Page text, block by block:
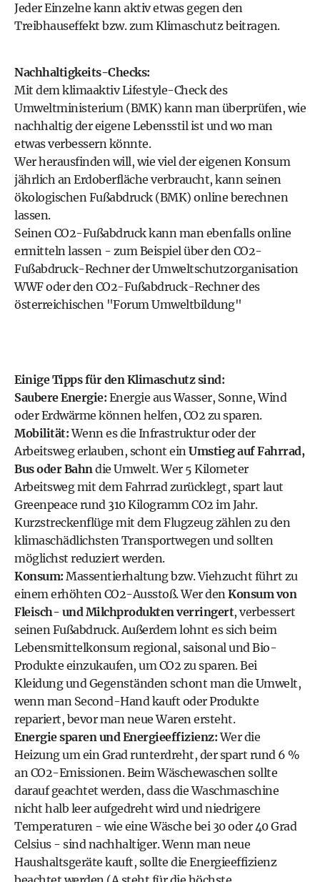
Jeder Einzelne kann aktiv etwas gegen den
Treibhauseffekt bzw. zum Klimaschutz beitragen.
Nachhaltigkeits-Checks:
Mit demklimaaktiv Lifestyle-Check des
Umweltministerium (BMK) kann man überprüfen, wie
nachhaltig der eigene Lebensstil ist und wo man
etwas verbessern könnte.
Wer herausfinden will, wie viel der eigenen Konsum
jährlich an Erdoberfläche verbraucht, kann seinen
ökologischen Fußabdruck (BMK) online berechnen
lassen.
Seinen CO2-Fußabdruck kann man ebenfalls online
ermitteln lassen - zum Beispiel über denCO2-
Fußabdruck-Rechner der Umweltschutzorganisation
WWFoder denCO2-Fußabdruck-Rechner des
österreichischen "Forum Umweltbildung"
Einige Tipps für den Klimaschutz sind:
Saubere Energie: Energie aus Wasser, Sonne, Wind
oder Erdwärme können helfen, CO2 zu sparen.
Mobilität:Wenn es die Infrastruktur oder der
Arbeitsweg erlauben, schont einUmstieg auf Fahrrad,
Bus oder Bahndie Umwelt. Wer 5 Kilometer
Arbeitsweg mit dem Fahrrad zurücklegt, spart laut
Greenpeace rund 310 Kilogramm CO2 im Jahr.
Kurzstreckenflüge mit dem Flugzeug zählen zu den
klimaschädlichsten Transportwegen und sollten
möglichst reduziert werden.
Konsum: Massentierhaltung bzw. Viehzucht führt zu
einem erhöhten CO2-Ausstoß. Wer denKonsum von
Fleisch- und Milchprodukten verringert, verbessert
seinen Fußabdruck. Außerdem lohnt es sich beim
Lebensmittelkonsum regional, saisonal und Bio-
Produkte einzukaufen, um CO2 zu sparen. Bei
Kleidung und Gegenständen schont man die Umwelt,
wenn man Second-Hand kauft oder Produkte
repariert, bevor man neue Waren ersteht.
Energie sparen und Energieeffizienz:Wer die
Heizung um ein Grad runterdreht, der spart rund 6 %
an CO2-Emissionen. Beim Wäschewaschen sollte
darauf geachtet werden, dass die Waschmaschine
nicht halb leer aufgedreht wird und niedrigere
Temperaturen - wie eine Wäsche bei 30 oder 40 Grad
Celsius - sind nachhaltiger. Wenn man neue
Haushaltsgeräte kauft, sollte die Energieeffizienz